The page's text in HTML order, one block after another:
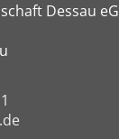
Dessau eG